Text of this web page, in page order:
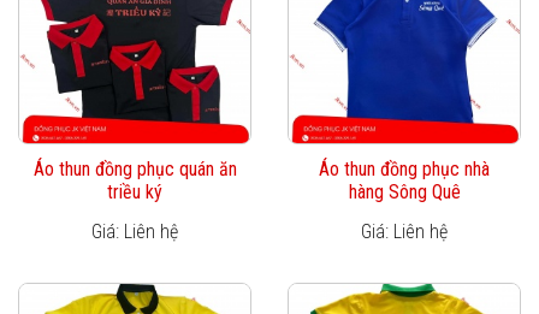
Áo thun đồng phục quán ăn
triều ký
Giá: Liên hệ
Áo thun đồng phục nhà
hàng Sông Quê
Giá: Liên hệ